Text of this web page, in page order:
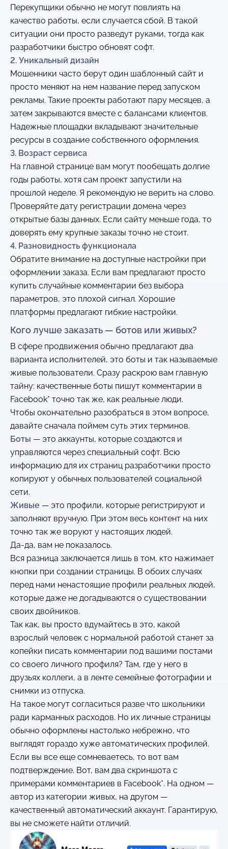
Перекупщики обычно не могут повлиять на
качество работы, если случается сбой. В такой
ситуации они просто разведут руками, тогда как
разработчики быстро обновят софт.
2. Уникальный дизайн
Мошенники часто берут один шаблонный сайт и
просто меняют на нем название перед запуском
рекламы. Такие проекты работают пару месяцев, а
затем закрываются вместе с балансами клиентов.
Надежные площадки вкладывают значительные
ресурсы в создание собственного оформления.
3. Возраст сервиса
На главной странице вам могут пообещать долгие
годы работы, хотя сам проект запустили на
прошлой неделе. Я рекомендую не верить на слово.
Проверяйте дату регистрации домена через
открытые базы данных. Если сайту меньше года, то
доверять ему крупные заказы точно не стоит.
4. Разновидность функционала
Обратите внимание на доступные настройки при
оформлении заказа. Если вам предлагают просто
купить случайные комментарии без выбора
параметров, это плохой сигнал. Хорошие
платформы предлагают гибкие настройки.
Кого лучше заказать — ботов или живых?
В сфере продвижения обычно предлагают два
варианта исполнителей, это боты и так называемые
живые пользователи. Сразу раскрою вам главную
тайну: качественные боты пишут комментарии в
Facebook* точно так же, как реальные люди.
Чтобы окончательно разобраться в этом вопросе,
давайте сначала поймем суть этих терминов.
Боты — это аккаунты, которые создаются и
управляются через специальный софт. Всю
информацию для их страниц разработчики просто
копируют у обычных пользователей социальной
сети.
Живые — это профили, которые регистрируют и
заполняют вручную. При этом весь контент на них
точно так же воруют у настоящих людей.
Да-да, вам не показалось.
Вся разница заключается лишь в том, кто нажимает
кнопки при создании страницы. В обоих случаях
перед нами ненастоящие профили реальных людей,
которые даже не догадываются о существовании
своих двойников.
Так как, вы просто вдумайтесь в это, какой
взрослый человек с нормальной работой станет за
копейки писать комментарии под вашими постами
со своего личного профиля? Там, где у него в
друзьях коллеги, а в ленте семейные фотографии и
снимки из отпуска.
На такое могут согласиться разве что школьники
ради карманных расходов. Но их личные страницы
обычно оформлены настолько небрежно, что
выглядят гораздо хуже автоматических профилей.
Если вы все еще сомневаетесь, то вот вам
подтверждение. Вот, вам два скриншота с
примерами комментариев в Facebook*. На одном —
автор из категории живых, на другом —
качественный автоматический аккаунт. Гарантирую,
вы не сможете найти отличий.